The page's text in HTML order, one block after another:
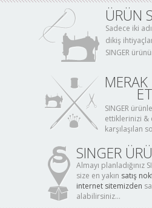
ÜRÜN
Sadece iki
dikiş
SINGER
MERAK
SINGER
ettiklerinizi &
karşılaşılan
SINGER
Almayı planladığınız
size en yakın satış
internet sitemizden
alabilirsiniz...